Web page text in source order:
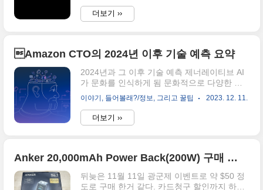
의 재현: 넷플릭스와 같은 OTT 플랫폼에서의
고증 및 재방송, 고려거란전쟁의 현..
여러 유틸리티들이 있어서 편하게 작업을 했을
것인다. 간혹은 리눅스 서버나, 타인의 컴퓨터
가 다른 작업을 해야하고, 리눅스의 경우는 설
한적인 상황에서는 설치 조차 못 하니까.. 그때
는 아래와 같은 방법은 port가 열렸는지 확인
할 수 있다. curl 확인 방법 $ curl -v
Connected to 라고 표시되고, 연결이 ..
더보기 ››
Amazon CTO의 2024년 이후 기술 예측 요약
2024년과 그 이후 기술 예측 제너레이티브 AI
가 문화를 인식하게 됨 문화적으로 다양한 데
이터로 학습된 대규모 언어 모델(LLM)은 인간
의 경험과 복잡한 사회적 문제를 더욱 미묘하
게 이해할 수 있게 됨. LLM이 서로 교류하고 배
우면서 다양한 문화적 관점을 바탕으로 복잡한
분야의 광범위한 주제에 대해 더욱 강력하고
것. FemTech가 마침내 도약 펨테크에 대한 투
이야기, 들어볼래?/정보, 그리고 꿀팁 2023. 12. 11.
더보기 ››
Anker 20,000mAh Power Back(200W) 구매 후기 feat. 알리익스프레스
뒤늦은 11월 11일 광군제 이벤트로 약 $50 정
도로 구매 한거 같다. 카드청구 할인까지 하면